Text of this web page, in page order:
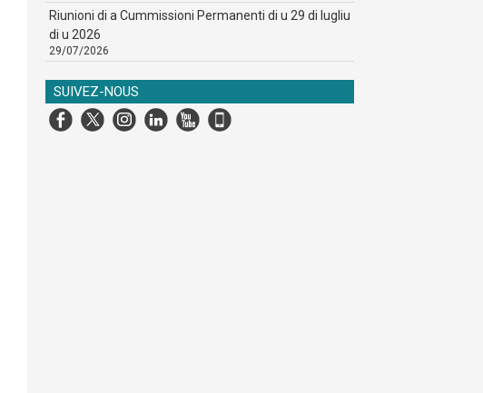
Riunioni di a Cummissioni Permanenti di u 29 di lugliu
di u 2026
29/07/2026
SUIVEZ-NOUS